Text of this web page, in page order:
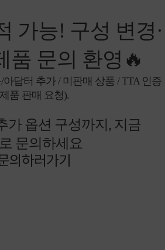
가능! 구성 변경·
품 문의 환영🔥
답터 추가 / 미판매 상품 / TTA 인증
제품 판매 요청).
가 옵션 구성까지, 지금
문의하세요
의하러가기